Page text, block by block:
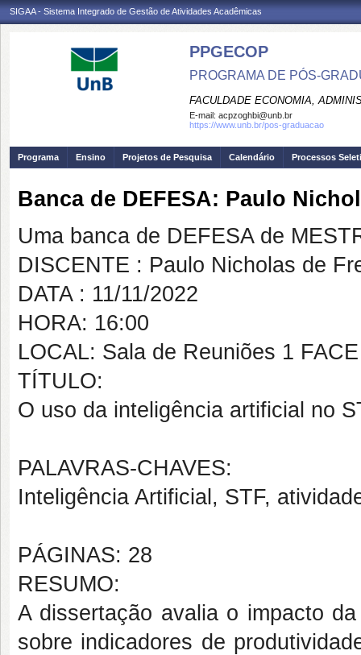
SIGAA - Sistema Integrado de Gestão de Atividades Acadêmicas
PPGECOP
PROGRAMA DE PÓS-
FACULDADE ECONOMIA,
E-mail: acpzoghbi@unb.br
https://www.unb.br/pos-graduacao
Programa Ensino Projetos de Pesquisa Calendário Processos
Banca de DEFESA: Paulo
Uma banca de DEFESA de
DISCENTE : Paulo Nicholas de
DATA : 11/11/2022
HORA: 16:00
LOCAL: Sala de Reuniões 1 FACE
TÍTULO:
O uso da inteligência artificial no
PALAVRAS-CHAVES:
Inteligência Artificial, STF,
PÁGINAS: 28
RESUMO:
A dissertação avalia o impacto
sobre indicadores de